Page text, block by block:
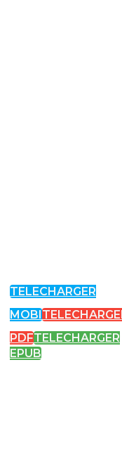
TELECHARGER
MOBI
PDFTELECHARGER
EPUB